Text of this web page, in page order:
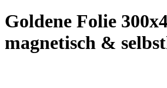
Goldene Folie
magnetisch &